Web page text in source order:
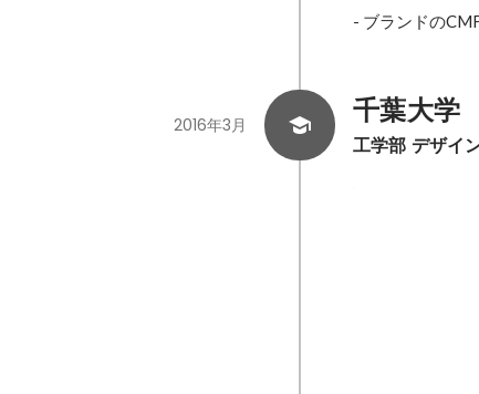
- ブランドの
千葉大学
工学部 デザイ
2016年3月